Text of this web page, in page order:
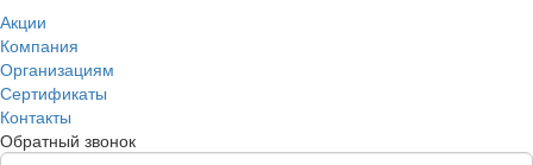
Акции
Компания
Организациям
Сертификаты
Контакты
Обратный звонок